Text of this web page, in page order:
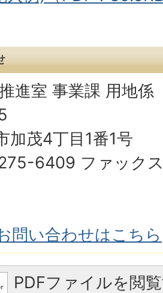
進室 事業課 用地係
加茂4丁目1番1号
6409 ファック
問い合わせはこちら
PDFファイルを閲